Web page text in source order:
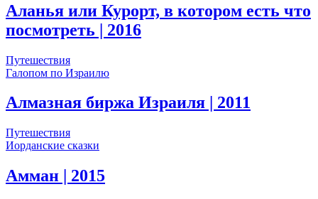
Аланья или Курорт, в котором есть что
посмотреть | 2016
Путешествия
Галопом по Израилю
Алмазная биржа Израиля | 2011
Путешествия
Иорданские сказки
Амман | 2015